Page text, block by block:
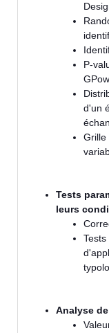
P-
d'un
Grille
Tests
leurs
Analyse